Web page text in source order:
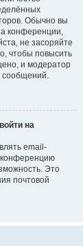
Обычно вы
конференции,
не засоряйте
чтобы повысить
и модератор
сообщений.
на
email-
конференцию
Это
почтовой